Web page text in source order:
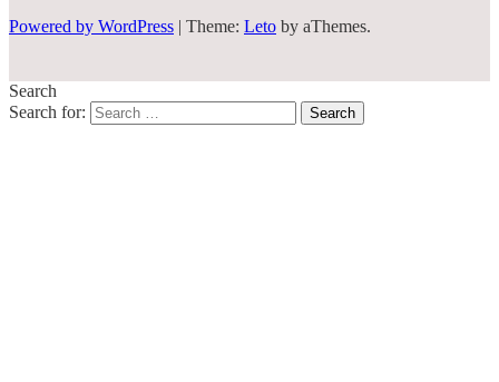
Powered by WordPress | Theme: Leto by aThemes.
Search
Search for: